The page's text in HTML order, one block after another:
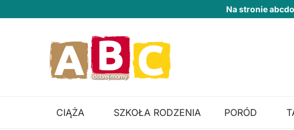
Na stronie
CIĄŻA SZKOŁA RODZENIA PORÓD